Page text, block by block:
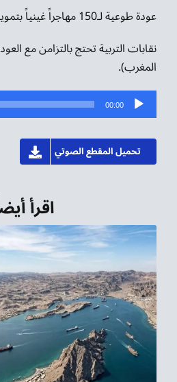
عودة طوعية لـ150 مهاجراً غينياً بتمويل أوروبي (جوهرة أف أم).
نقابات التربية تحتج بالتزامن مع
المغرب).
مشغل
الصوت
00:00
تحميل المقطع الصوتي
اقرأ